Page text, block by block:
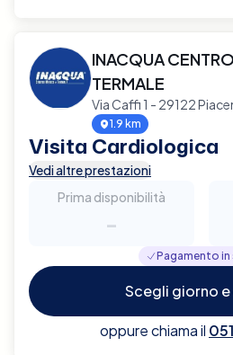
INACQUA
TERMALE
Via Caffi 1 - 29122
1.9 km
Visita Cardiologica
Vedi altre prestazioni
Prima disponibilità
-
Pagamento in
Scegli giorno e
oppure chiama il